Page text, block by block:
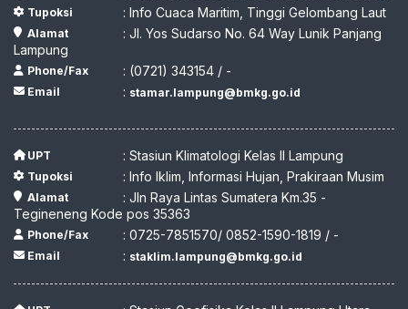
Tupoksi : Info Cuaca Maritim, Tinggi Gelombang Laut
Alamat
: Jl. Yos Sudarso No. 64 Way Lunik Panjang
Lampung
Phone/Fax : (0721) 343154 / -
Email : stamar.lampung@bmkg.go.id
UPT : Stasiun Klimatologi Kelas II Lampung
Tupoksi : Info Iklim, Informasi Hujan, Prakiraan Musim
Alamat
: Jln Raya Lintas Sumatera Km.35 -
Tegineneng Kode pos 35363
Phone/Fax : 0725-7851570/ 0852-1590-1819 / -
Email : staklim.lampung@bmkg.go.id